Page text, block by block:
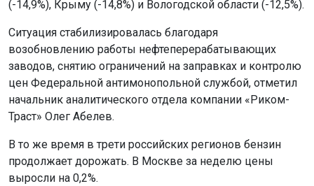
(-14,9%), Крыму (-14,8%) и Вологодской области (-12,5%).
Ситуация стабилизировалась благодаря
возобновлению работы нефтеперерабатывающих
заводов, снятию ограничений на заправках и контролю
цен Федеральной антимонопольной службой, отметил
начальник аналитического отдела компании «Риком-
Траст» Олег Абелев.
В то же время в трети российских регионов бензин
продолжает дорожать. В Москве за неделю цены
выросли на 0,2%.